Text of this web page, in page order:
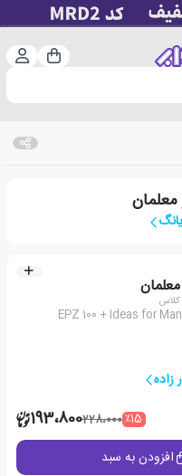
سبد
EPZ 100 + Ideas for
زاده
٪15228،000193،800
افزودن به سبد